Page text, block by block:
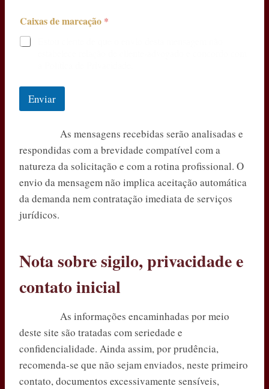
Caixas de marcação *
Enviar
As mensagens recebidas serão analisadas e
respondidas com a brevidade compatível com a
natureza da solicitação e com a rotina profissional. O
envio da mensagem não implica aceitação automática
da demanda nem contratação imediata de serviços
jurídicos.
Nota sobre sigilo, privacidade e
contato inicial
As informações encaminhadas por meio
deste site são tratadas com seriedade e
confidencialidade. Ainda assim, por prudência,
recomenda-se que não sejam enviados, neste primeiro
contato, documentos excessivamente sensíveis,